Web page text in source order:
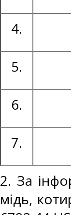
4.
5.
6.
7.
2. За
мідь,